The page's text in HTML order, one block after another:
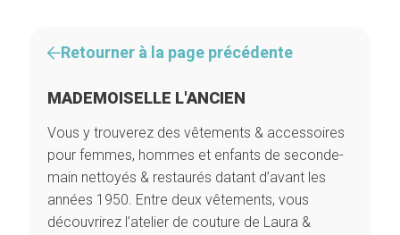
Retourner à la page précédente
MADEMOISELLE L'ANCIEN
Vous y trouverez des vêtements & accessoires
pour femmes, hommes et enfants de seconde-
main nettoyés & restaurés datant d’avant les
années 1950. Entre deux vêtements, vous
découvrirez l’atelier de couture de Laura &